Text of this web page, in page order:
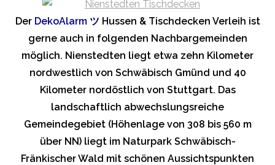
Der DekoAlarm ツ Hussen & Tischdecken Verleih ist
gerne auch in folgenden Nachbargemeinden
möglich. Nienstedten liegt etwa zehn Kilometer
nordwestlich von Schwäbisch Gmünd und 40
Kilometer nordöstlich von Stuttgart. Das
landschaftlich abwechslungsreiche
Gemeindegebiet (Höhenlage von 308 bis 560 m
über NN) liegt im Naturpark Schwäbisch-
Fränkischer Wald mit schönen Aussichtspunkten